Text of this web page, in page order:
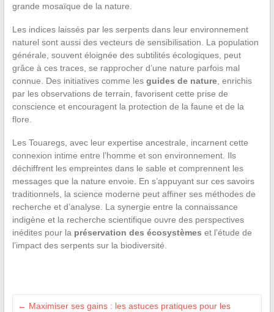
grande mosaïque de la nature.
Les indices laissés par les serpents dans leur environnement
naturel sont aussi des vecteurs de sensibilisation. La population
générale, souvent éloignée des subtilités écologiques, peut
grâce à ces traces, se rapprocher d’une nature parfois mal
connue. Des initiatives comme les guides de nature, enrichis
par les observations de terrain, favorisent cette prise de
conscience et encouragent la protection de la faune et de la
flore.
Les Touaregs, avec leur expertise ancestrale, incarnent cette
connexion intime entre l’homme et son environnement. Ils
déchiffrent les empreintes dans le sable et comprennent les
messages que la nature envoie. En s’appuyant sur ces savoirs
traditionnels, la science moderne peut affiner ses méthodes de
recherche et d’analyse. La synergie entre la connaissance
indigène et la recherche scientifique ouvre des perspectives
inédites pour la préservation des écosystèmes et l’étude de
l’impact des serpents sur la biodiversité.
← Maximiser ses gains : les astuces pratiques pour les